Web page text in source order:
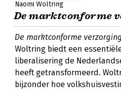
Naomi Woltring
De marktconforme
De marktconforme
Woltring biedt een
liberalisering de
heeft getransformeerd.
bijzonder hoe